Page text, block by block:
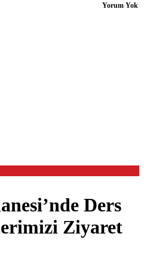
Ders
Ziyaret
Yorum Yok